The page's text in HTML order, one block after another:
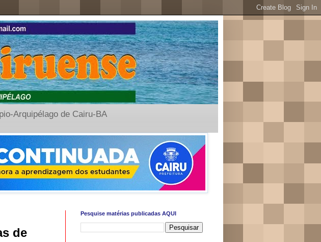
Arquipélago de Cairu-BA
de
Pesquise matérias publicadas AQUI